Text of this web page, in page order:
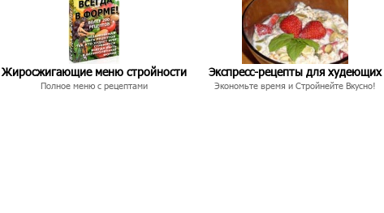
Жиросжигающие меню стройности
Полное меню с рецептами
Экспресс-рецепты для худеющих
Экономьте время и Стройнейте Вкусно!